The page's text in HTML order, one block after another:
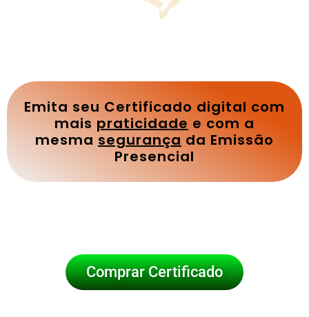
Emita seu Certificado digital com
mais praticidade e com a
mesma segurança da Emissão
Presencial
Comprar Certificado